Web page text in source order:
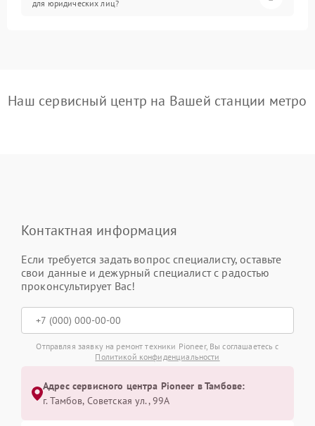
для юридических лиц?
Наш сервисный центр на Вашей станции метро
Контактная информация
Если требуется задать вопрос специалисту, оставьте
свои данные и дежурный специалист с радостью
проконсультирует Вас!
Отправляя заявку на ремонт техники Pioneer, Вы соглашаетесь с
Политикой конфиденциальности
Адрес сервисного центра Pioneer в Тамбове:
г. Тамбов, Советская ул., 99А